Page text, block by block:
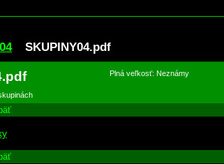
SKUPINY04.pdf
Plná veľkosť: Neznámy